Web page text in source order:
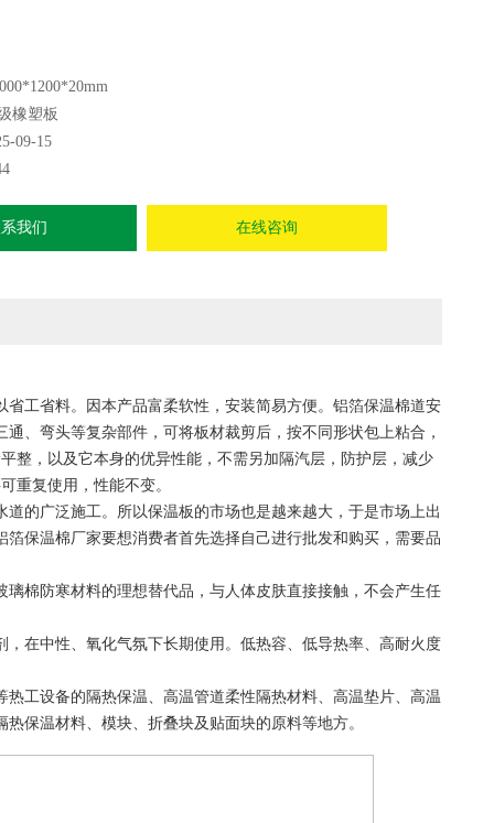
橡塑板
09-15
我们 在线咨询
工省料。因本产品富柔软性，安装简易方便。铝箔保温棉道安
、弯头等复杂部件，可将板材裁剪后，按不同形状包上粘合，
整，以及它本身的优异性能，不需另加隔汽层，防护层，减少
重复使用，性能不变。
广泛施工。所以保温板的市场也是越来越大，于是市场上出
保温棉厂家要想消费者首先选择自己进行批发和购买，需要品
防寒材料的理想替代品，与人体皮肤直接接触，不会产生任
中性、氧化气氛下长期使用。低热容、低导热率、高耐火度
设备的隔热保温、高温管道柔性隔热材料、高温垫片、高温
保温材料、模块、折叠块及贴面块的原料等地方。